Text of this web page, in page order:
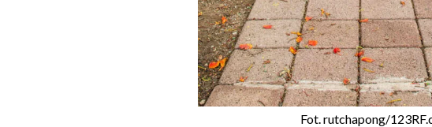
Fot. rutchapong/